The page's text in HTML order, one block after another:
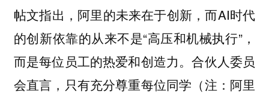
帖文指出，阿里的未来在于创新，而AI时代
的创新依靠的从来不是“高压和机械执行”，
而是每位员工的热爱和创造力。合伙人委员
会直言，只有充分尊重每位同学（注：阿里